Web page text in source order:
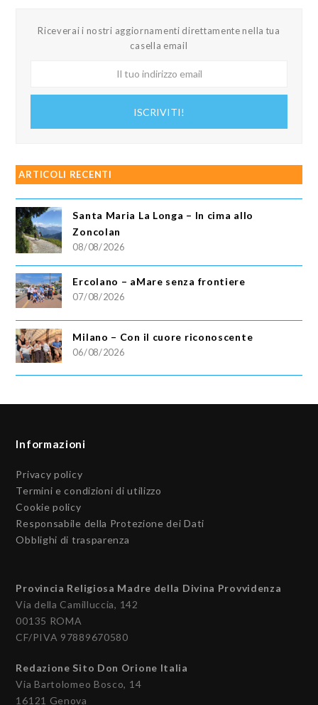
Riceverai i nostri aggiornamenti direttamente nella tua
casella email
ISCRIVITI!
ARTICOLI RECENTI
Santa Maria La Longa – In cima allo
Zoncolan
08/08/2026
Ercolano – aMare senza frontiere
07/08/2026
Milano – Con il cuore riconoscente
06/08/2026
Informazioni
Privacy policy
Termini e condizioni di utilizzo
Cookie policy
Responsabile della Protezione dei Dati
Obblighi di trasparenza
Provincia Religiosa Madre della Divina Provvidenza
Via della Camilluccia, 142
00135 ROMA
CF/PIVA 97889670580
Redazione Sito Don Orione Italia
Via Bartolomeo Bosco, 14
16121 Genova